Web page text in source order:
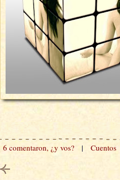
6 comentaron, ¿y vos? | Cuentos